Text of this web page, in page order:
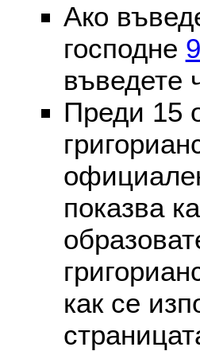
Ако
господне
въведете
Преди 15
показва
как се